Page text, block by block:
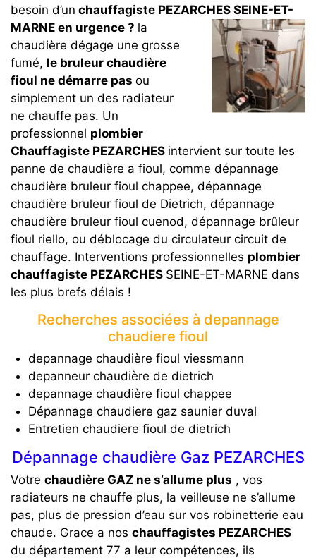
besoin d’un chauffagiste PEZARCHES SEINE-ET-
MARNE en urgence ? la
chaudière dégage une grosse
fumé, le bruleur chaudière
fioul ne démarre pas ou
simplement un des radiateur
ne chauffe pas. Un
professionnel plombier
Chauffagiste PEZARCHES intervient sur toute les
panne de chaudière a fioul, comme dépannage
chaudière bruleur fioul chappee, dépannage
chaudière bruleur fioul de Dietrich, dépannage
chaudière bruleur fioul cuenod, dépannage brûleur
fioul riello, ou déblocage du circulateur circuit de
chauffage. Interventions professionnelles plombier
chauffagiste PEZARCHES SEINE-ET-MARNE dans
les plus brefs délais !
Recherches associées à depannage
chaudiere fioul
depannage chaudière fioul viessmann
depanneur chaudière de dietrich
depannage chaudière fioul chappee
Dépannage chaudiere gaz saunier duval
Entretien chaudiere fioul de dietrich
Dépannage chaudière Gaz PEZARCHES
Votre chaudière GAZ ne s’allume plus , vos
radiateurs ne chauffe plus, la veilleuse ne s’allume
pas, plus de pression d’eau sur vos robinetterie eau
chaude. Grace a nos chauffagistes PEZARCHES
du département 77 a leur compétences, ils